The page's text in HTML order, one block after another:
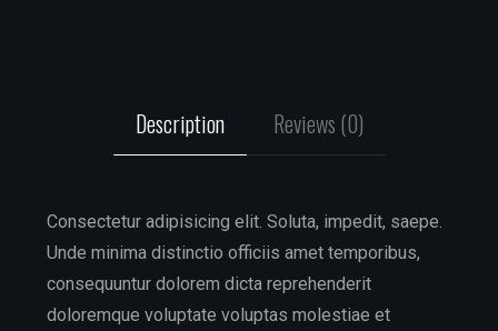
Description Reviews (0)
Consectetur adipisicing elit. Soluta, impedit, saepe.
Unde minima distinctio officiis amet temporibus,
consequuntur dolorem dicta reprehenderit
doloremque voluptate voluptas molestiae et